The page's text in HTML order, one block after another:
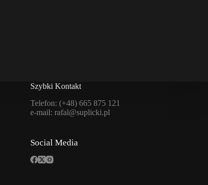
Szybki Kontakt
Telefon: (+48) 665 875 121
e-mail: rafal@suplicki.pl
Social Media